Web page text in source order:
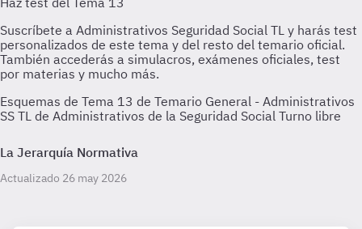
Esquemas de Tema 13 de Temario General - Administrativos
SS TL de Administrativos de la Seguridad Social Turno libre
La Jerarquía Normativa
Actualizado 26 may 2026